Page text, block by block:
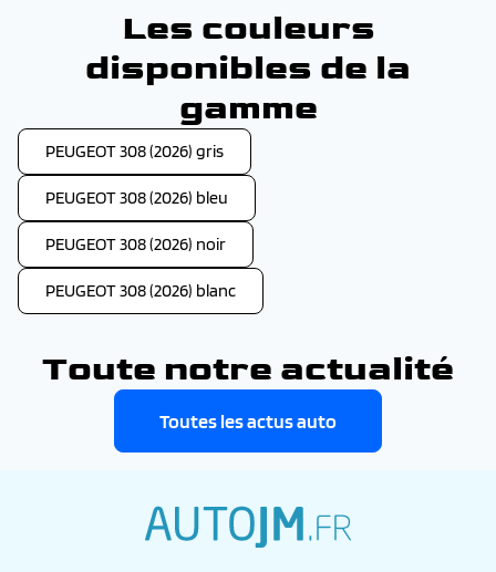
Les couleurs
disponibles de la
gamme
PEUGEOT 308 (2026) gris
PEUGEOT 308 (2026) bleu
PEUGEOT 308 (2026) noir
PEUGEOT 308 (2026) blanc
Toute notre actualité
Toutes les actus auto